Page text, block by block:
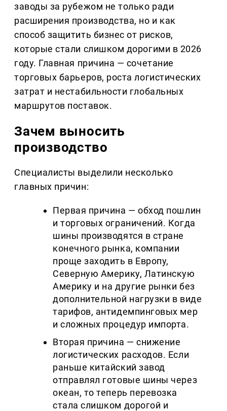
заводы за рубежом не только ради
расширения производства, но и как
способ защитить бизнес от рисков,
которые стали слишком дорогими в 2026
году. Главная причина — сочетание
торговых барьеров, роста логистических
затрат и нестабильности глобальных
маршрутов поставок.
Зачем выносить
производство
Специалисты выделили несколько
главных причин:
Первая причина — обход пошлин
и торговых ограничений. Когда
шины производятся в стране
конечного рынка, компании
проще заходить в Европу,
Северную Америку, Латинскую
Америку и на другие рынки без
дополнительной нагрузки в виде
тарифов, антидемпинговых мер
и сложных процедур импорта.
Вторая причина — снижение
логистических расходов. Если
раньше китайский завод
отправлял готовые шины через
океан, то теперь перевозка
стала слишком дорогой и